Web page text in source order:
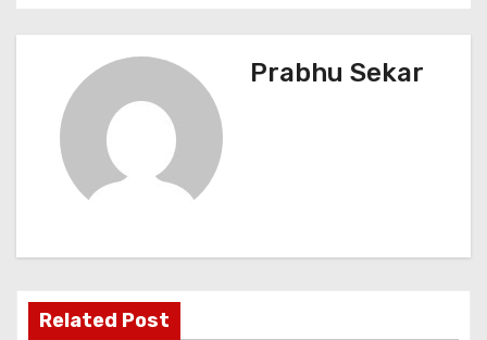
n
a
t
Prabhu Sekar
Related Post